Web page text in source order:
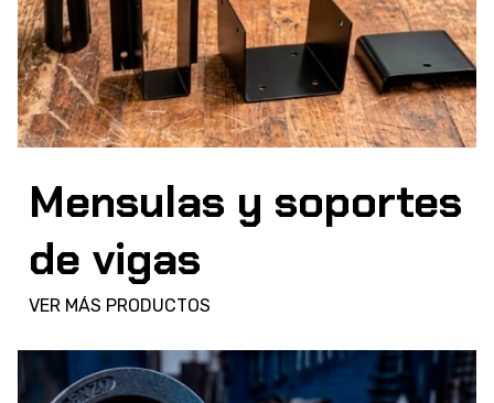
Mensulas y soportes
de vigas
VER MÁS PRODUCTOS